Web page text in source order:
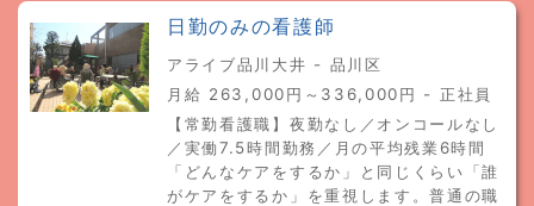
日勤のみの看護師
アライブ品川大井 - 品川区
月給 263,000円～336,000円 - 正社員
【常勤看護職】夜勤なし／オンコールなし
／実働7.5時間勤務／月の平均残業6時間
「どんなケアをするか」と同じくらい「誰
がケアをするか」を重視します。普通の職